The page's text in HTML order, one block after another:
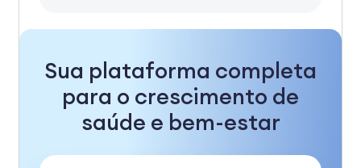
Sua plataforma completa
para o crescimento de
saúde e bem-estar